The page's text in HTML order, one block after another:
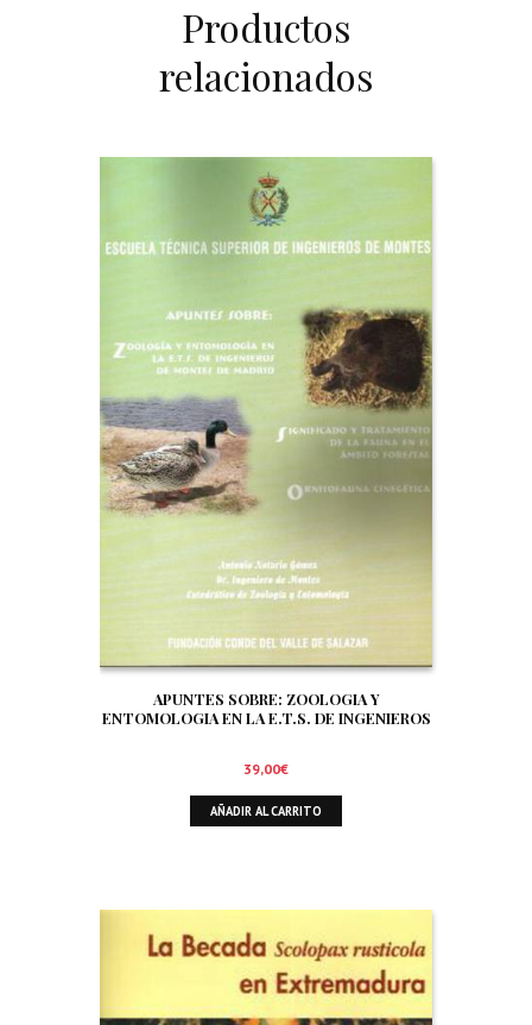
Productos
relacionados
APUNTES SOBRE: ZOOLOGIA Y
ENTOMOLOGIA EN LA E.T.S. DE INGENIEROS
FORESTAL. ORNITOFAUNA CINEGETICA
39,00€
AÑADIR AL CARRITO